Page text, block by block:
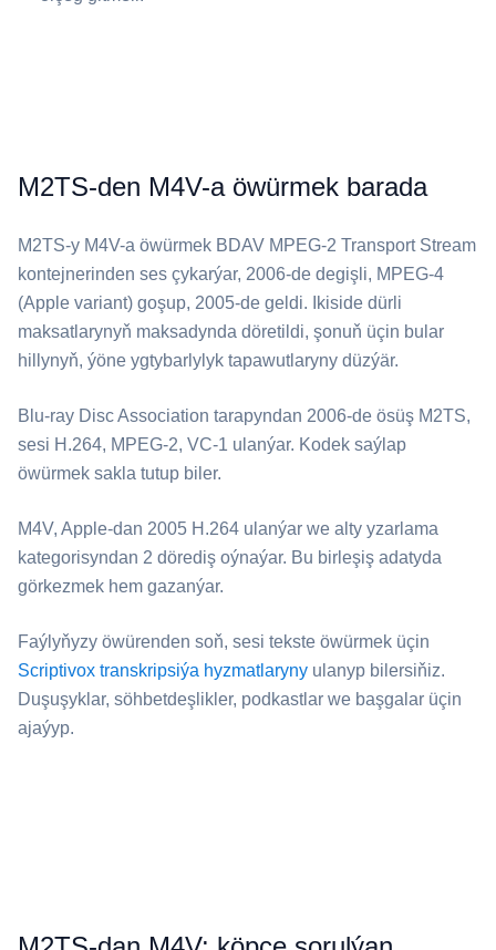
M2TS-den M4V-a öwürmek barada
⁦M2TS⁩-y ⁦M4V⁩-a öwürmek BDAV MPEG-2 Transport Stream
kontejnerinden ses çykarýar, 2006-de degişli, MPEG-4
(Apple variant) goşup, 2005-de geldi. Ikiside dürli
maksatlarynyň maksadynda döretildi, şonuň üçin bular
hillynyň, ýöne ygtybarlylyk tapawutlaryny düzýär.
Blu-ray Disc Association tarapyndan 2006-de ösüş ⁦M2TS⁩,
sesi H.264, MPEG-2, VC-1 ulanýar. Kodek saýlap
öwürmek sakla tutup biler.
⁦M4V⁩, Apple-dan 2005 H.264 ulanýar we alty yzarlama
kategorisyndan 2 dörediş oýnaýar. Bu birleşiş adatyda
görkezmek hem gazanýar.
Faýlyňyzy öwürenden soň, sesi tekste öwürmek üçin
Scriptivox transkripsiýa hyzmatlaryny ulanyp bilersiňiz.
Duşuşyklar, söhbetdeşlikler, podkastlar we başgalar üçin
ajaýyp.